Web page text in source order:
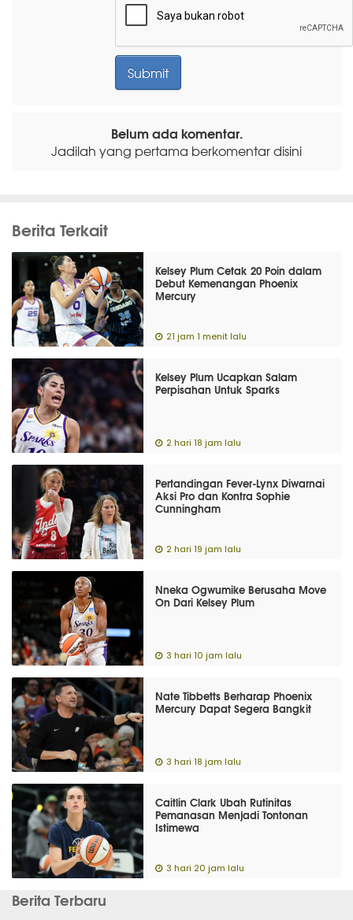
Belum ada komentar.
Jadilah yang pertama berkomentar disini
Berita Terkait
Kelsey Plum Cetak 20 Poin dalam
Debut Kemenangan Phoenix
Mercury
21 jam 1 menit lalu
Kelsey Plum Ucapkan Salam
Perpisahan Untuk Sparks
2 hari 18 jam lalu
Pertandingan Fever-Lynx Diwarnai
Aksi Pro dan Kontra Sophie
Cunningham
2 hari 19 jam lalu
Nneka Ogwumike Berusaha Move
On Dari Kelsey Plum
3 hari 10 jam lalu
Nate Tibbetts Berharap Phoenix
Mercury Dapat Segera Bangkit
3 hari 18 jam lalu
Caitlin Clark Ubah Rutinitas
Pemanasan Menjadi Tontonan
Istimewa
3 hari 20 jam lalu
Berita Terbaru